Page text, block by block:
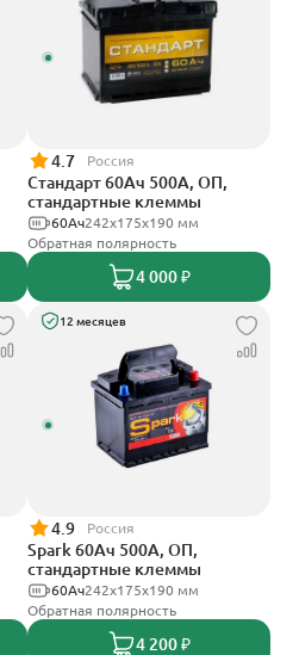
4.7 Россия
Стандарт 60Ач 500А, ОП,
стандартные клеммы
242x175x190 мм
60Ач
Обратная полярность
4 000 ₽
12 месяцев
4.9 Россия
Spark 60Ач 500А, ОП,
стандартные клеммы
242х175х190 мм
60Ач
Обратная полярность
4 200 ₽